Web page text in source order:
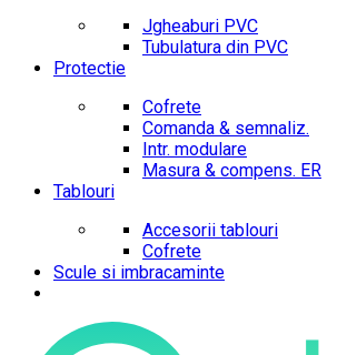
Jgheaburi PVC
Tubulatura din PVC
Protectie
Cofrete
Comanda & semnaliz.
Intr. modulare
Masura & compens. ER
Tablouri
Accesorii tablouri
Cofrete
Scule si imbracaminte